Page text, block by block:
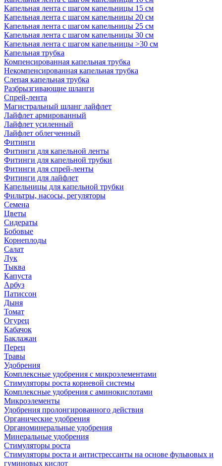
Капельная лента с шагом капельницы 15 см
Капельная лента с шагом капельницы 20 см
Капельная лента с шагом капельницы 25 см
Капельная лента с шагом капельницы 30 см
Капельная лента с шагом капельницы >30 см
Капельная трубка
Компенсированная капельная трубка
Некомпенсированная капельная трубка
Слепая капельная трубка
Разбрызгивающие шланги
Спрей-лента
Магистральный шланг лайфлет
Лайфлет армированный
Лайфлет усиленный
Лайфлет облегченный
Фитинги
Фитинги для капельной ленты
Фитинги для капельной трубки
Фитинги для спрей-ленты
Фитинги для лайфлет
Капельницы для капельной трубки
Фильтры, насосы, регуляторы
Семена
Цветы
Сидераты
Бобовые
Корнеплоды
Салат
Лук
Тыква
Капуста
Арбуз
Патиссон
Дыня
Томат
Огурец
Кабачок
Баклажан
Перец
Травы
Удобрения
Комплексные удобрения с микроэлементами
Стимуляторы роста корневой системы
Комплексные удобрения с аминокислотами
Микроэлементы
Удобрения пролонгированного действия
Органические удобрения
Органоминеральные удобрения
Минеральные удобрения
Стимуляторы роста
Стимуляторы роста и антистрессанты на основе фульвовых и
гуминовых кислот